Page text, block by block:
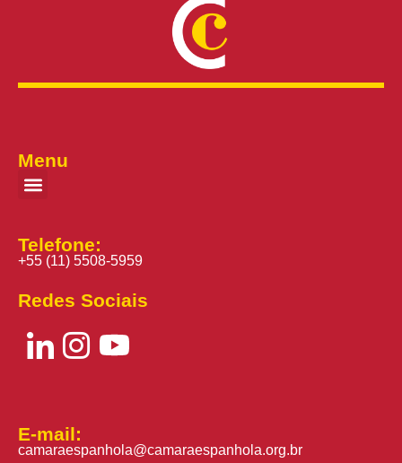
Menu
Telefone:
+55 (11) 5508-5959
Redes Sociais
E-mail:
camaraespanhola@camaraespanhola.org.br